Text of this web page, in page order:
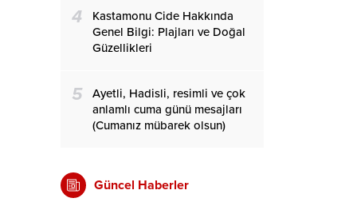
4
Kastamonu Cide Hakkında
Genel Bilgi: Plajları ve Doğal
Güzellikleri
5
Ayetli, Hadisli, resimli ve çok
anlamlı cuma günü mesajları
(Cumanız mübarek olsun)
Güncel Haberler